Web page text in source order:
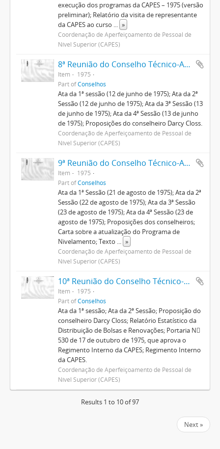
execução dos programas da CAPES – 1975 (versão
preliminar); Relatório da visita de representante
da CAPES ao curso ... »
Coordenação de Aperfeiçoamento de Pessoal de
Nível Superior (CAPES)
8ª Reunião do Conselho Técnico-Administrativo
Item
1975
Part ofConselhos
Ata da 1ª sessão (12 de junho de 1975); Ata da 2ª
Sessão (12 de junho de 1975); Ata da 3ª Sessão (13
de junho de 1975); Ata da 4ª Sessão (13 de junho
de 1975); Proposições do conselheiro Darcy Closs.
Coordenação de Aperfeiçoamento de Pessoal de
Nível Superior (CAPES)
9ª Reunião do Conselho Técnico-Administrativo
Item
1975
Part ofConselhos
Ata da 1ª Sessão (21 de agosto de 1975); Ata da 2ª
Sessão (22 de agosto de 1975); Ata da 3ª Sessão
(23 de agosto de 1975); Ata da 4ª Sessão (23 de
agosto de 1975); Proposições dos conselheiros;
Carta sobre a atualização do Programa de
Nivelamento; Texto ... »
Coordenação de Aperfeiçoamento de Pessoal de
Nível Superior (CAPES)
10ª Reunião do Conselho Técnico-Administrativo
Item
1975
Part ofConselhos
Ata da 1ª sessão; Ata da 2ª Sessão; Proposição do
conselheiro Darcy Closs; Relatório Estatístico da
Distribuição de Bolsas e Renovações; Portaria N
530 de 17 de outubro de 1975, que aprova o
Regimento Interno da CAPES; Regimento Interno
da CAPES.
Coordenação de Aperfeiçoamento de Pessoal de
Nível Superior (CAPES)
Results 1 to 10 of 97
Next »